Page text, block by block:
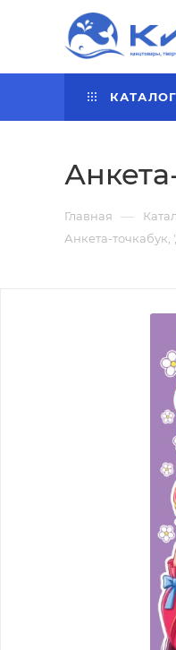
КАТАЛОГ
Главная —
Анкета-точкабук,